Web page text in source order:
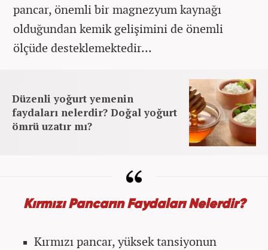
pancar, önemli bir magnezyum kaynağı
olduğundan kemik gelişimini de önemli
ölçüde desteklemektedir...
Düzenli yoğurt yemenin
faydaları nelerdir? Doğal yoğurt
ömrü uzatır mı?
Kırmızı Pancarın Faydaları Nelerdir?
Kırmızı pancar, yüksek tansiyonun